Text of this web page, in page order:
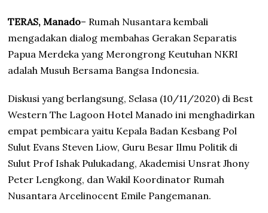
TERAS, Manado– Rumah Nusantara kembali
mengadakan dialog membahas Gerakan Separatis
Papua Merdeka yang Merongrong Keutuhan NKRI
adalah Musuh Bersama Bangsa Indonesia.
Diskusi yang berlangsung, Selasa (10/11/2020) di Best
Western The Lagoon Hotel Manado ini menghadirkan
empat pembicara yaitu Kepala Badan Kesbang Pol
Sulut Evans Steven Liow, Guru Besar Ilmu Politik di
Sulut Prof Ishak Pulukadang, Akademisi Unsrat Jhony
Peter Lengkong, dan Wakil Koordinator Rumah
Nusantara Arcelinocent Emile Pangemanan.